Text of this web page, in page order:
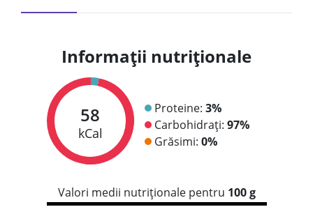
Informații nutriționale
58
kCal
Proteine: 3%
Carbohidrați: 97%
Grăsimi: 0%
Valori medii nutriționale pentru 100 g